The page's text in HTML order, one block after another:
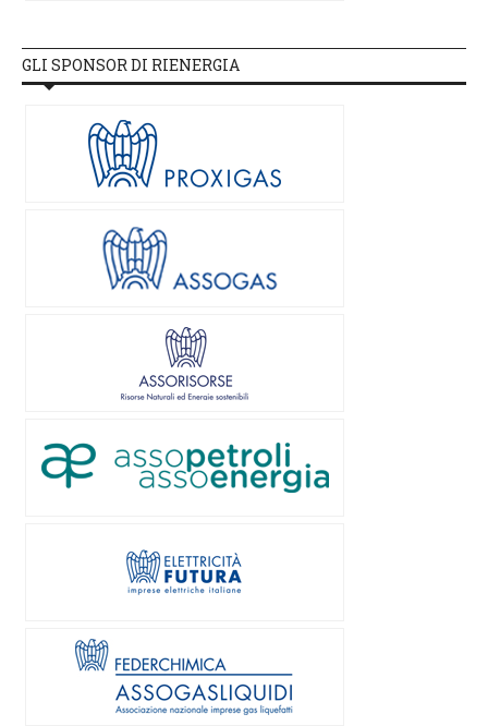
GLI SPONSOR DI RIENERGIA